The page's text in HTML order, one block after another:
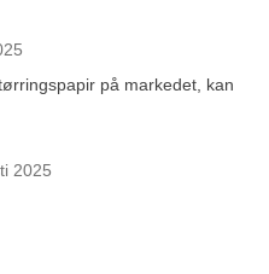
på markedet, kan
2025